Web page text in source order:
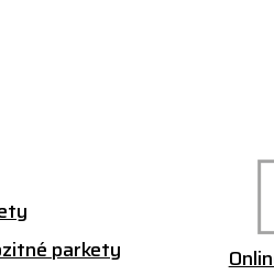
parkety